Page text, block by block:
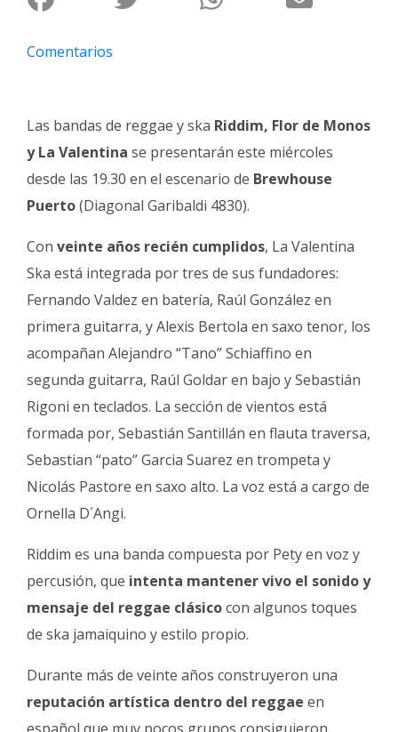
Fotos
Clasificados
Fúnebres
Comentarios
Las bandas de reggae y ska Riddim, Flor de Monos
y La Valentina se presentarán este miércoles
desde las 19.30 en el escenario de Brewhouse
Puerto(Diagonal Garibaldi 4830).
Con veinte años recién cumplidos, La Valentina
Ska está integrada por tres de sus fundadores:
Fernando Valdez en batería, Raúl González en
primera guitarra, y Alexis Bertola en saxo tenor, los
acompañan Alejandro “Tano” Schiaffino en
segunda guitarra, Raúl Goldar en bajo y Sebastián
Rigoni en teclados. La sección de vientos está
formada por, Sebastián Santillán en flauta traversa,
Sebastian “pato” Garcia Suarez en trompeta y
Nicolás Pastore en saxo alto. La voz está a cargo de
Ornella D´Angi.
Riddim es una banda compuesta por Pety en voz y
percusión, que intenta mantener vivo el sonido y
mensaje del reggae clásicocon algunos toques
de ska jamaiquino y estilo propio.
Durante más de veinte años construyeron una
reputación artística dentro del reggae en